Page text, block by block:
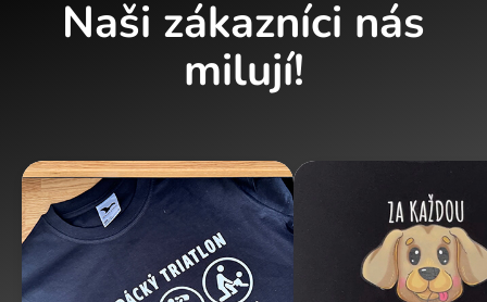
Naši zákazníci nás
milují!